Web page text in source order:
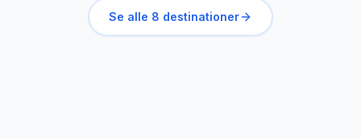
Se alle 8 destinationer